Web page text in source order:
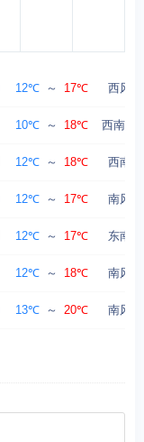
12℃ ～ 17℃ 西风
10℃ ～ 18℃ 西南风
12℃ ～ 18℃ 西南
12℃ ～ 17℃ 南风
12℃ ～ 17℃ 东南
12℃ ～ 18℃ 南风
13℃ ～ 20℃ 南风